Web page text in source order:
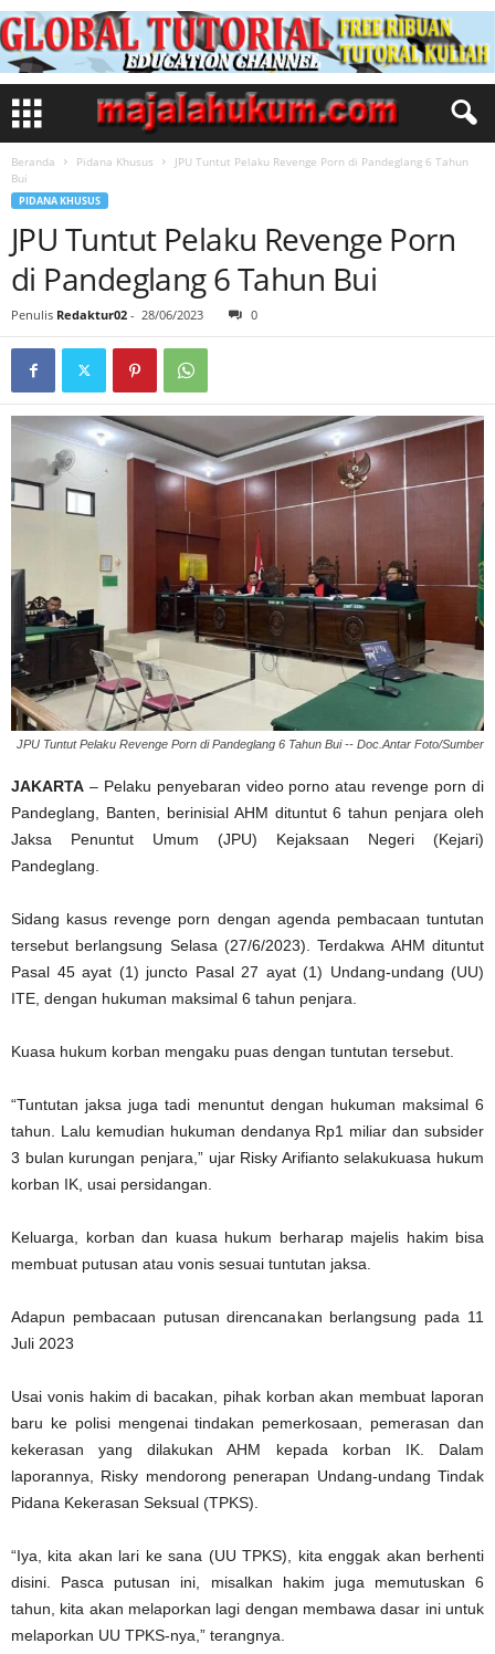
Beranda Pidana Khusus
JPU Tuntut Pelaku Revenge Porn di Pandeglang 6 Tahun
Bui
PIDANA KHUSUS
JPU Tuntut Pelaku Revenge Porn
di Pandeglang 6 Tahun Bui
Penulis Redaktur02 - 28/06/2023 0
JPU Tuntut Pelaku Revenge Porn di Pandeglang 6 Tahun Bui -- Doc.Antar Foto/Sumber
JAKARTA – Pelaku penyebaran video porno atau revenge porn di
Pandeglang, Banten, berinisial AHM dituntut 6 tahun penjara oleh
Jaksa Penuntut Umum (JPU) Kejaksaan Negeri (Kejari)
Pandeglang.
Sidang kasus revenge porn dengan agenda pembacaan tuntutan
tersebut berlangsung Selasa (27/6/2023). Terdakwa AHM dituntut
Pasal 45 ayat (1) juncto Pasal 27 ayat (1) Undang-undang (UU)
ITE, dengan hukuman maksimal 6 tahun penjara.
Kuasa hukum korban mengaku puas dengan tuntutan tersebut.
“Tuntutan jaksa juga tadi menuntut dengan hukuman maksimal 6
tahun. Lalu kemudian hukuman dendanya Rp1 miliar dan subsider
3 bulan kurungan penjara,” ujar Risky Arifianto selakukuasa hukum
korban IK, usai persidangan.
Keluarga, korban dan kuasa hukum berharap majelis hakim bisa
membuat putusan atau vonis sesuai tuntutan jaksa.
Adapun pembacaan putusan direncanakan berlangsung pada 11
Juli 2023
Usai vonis hakim di bacakan, pihak korban akan membuat laporan
baru ke polisi mengenai tindakan pemerkosaan, pemerasan dan
kekerasan yang dilakukan AHM kepada korban IK. Dalam
laporannya, Risky mendorong penerapan Undang-undang Tindak
Pidana Kekerasan Seksual (TPKS).
“Iya, kita akan lari ke sana (UU TPKS), kita enggak akan berhenti
disini. Pasca putusan ini, misalkan hakim juga memutuskan 6
tahun, kita akan melaporkan lagi dengan membawa dasar ini untuk
melaporkan UU TPKS-nya,” terangnya.